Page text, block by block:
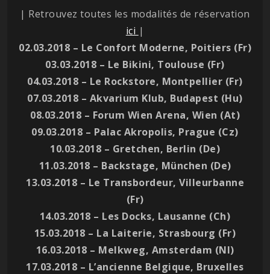
| Retrouvez toutes les modalités de réservation
ici |
02.03.2018 – Le Confort Moderne, Poitiers (Fr)
03.03.2018 – Le Bikini, Toulouse (Fr)
04.03.2018 – Le Rockstore, Montpellier (Fr)
07.03.2018 – Akvarium Klub, Budapest (Hu)
08.03.2018 – Forum Wien Arena, Wien (At)
09.03.2018 – Palac Akropolis, Prague (Cz)
10.03.2018 – Gretchen, Berlin (De)
11.03.2018 – Backstage, München (De)
13.03.2018 – Le Transbordeur, Villeurbanne
(Fr)
14.03.2018 – Les Docks, Lausanne (Ch)
15.03.2018 – La Laiterie, Strasbourg (Fr)
16.03.2018 – Melkweg, Amsterdam (Nl)
17.03.2018 – L’ancienne Belgique, Bruxelles